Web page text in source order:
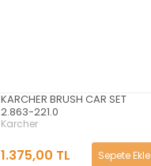
KARCHER BRUSH CAR SET
2.863-221.0
Karcher
1.375,00 TL Sepete Ekle